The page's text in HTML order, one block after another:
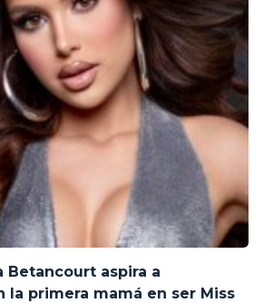
Betancourt aspira a
la primera mamá en ser Miss